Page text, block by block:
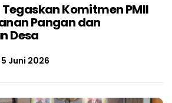
Komitmen PMII
Pangan dan
Desa
5 Juni 2026